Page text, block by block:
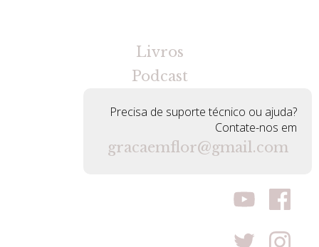
Livros
Podcast
Precisa de suporte técnico ou ajuda?
Contate-nos em
gracaemflor@gmail.com